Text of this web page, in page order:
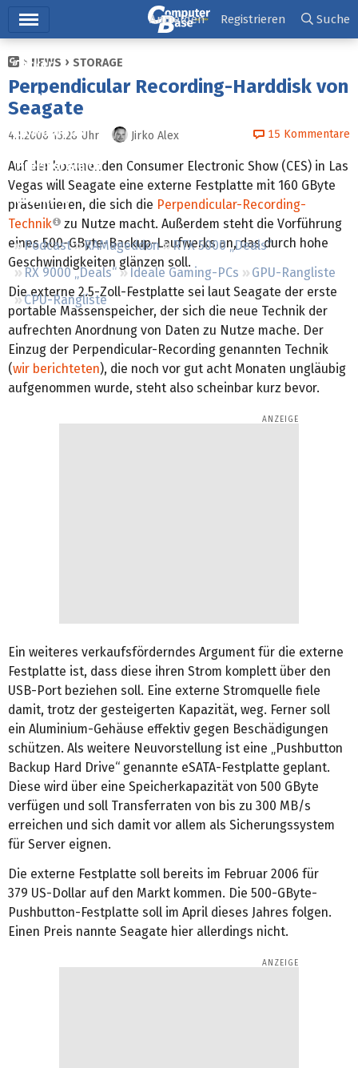
Ticker
Tests
Downloads
Preisvergleich
Forum
Podcast RAMageddon
RTX 5000 „Deals“
RX 9000 „Deals“
Ideale Gaming-PCs
GPU-Rangliste
CPU-Rangliste
Anmelden Registrieren Suche
NEWS STORAGE
Perpendicular Recording-Harddisk von
Seagate
4.1.2006 15:28 Uhr Jirko Alex 15 Kommentare
Auf der kommenden Consumer Electronic Show (CES) in Las
Vegas will Seagate eine externe Festplatte mit 160 GByte
präsentieren, die sich die Perpendicular-Recording-
Technik
zu Nutze macht. Außerdem steht die Vorführung
eines 500-GByte-Backup-Laufwerks an, das durch hohe
Geschwindigkeiten glänzen soll.
Die externe 2.5-Zoll-Festplatte sei laut Seagate der erste
portable Massenspeicher, der sich die neue Technik der
aufrechten Anordnung von Daten zu Nutze mache. Der
Einzug der Perpendicular-Recording genannten Technik
(wir berichteten), die noch vor gut acht Monaten ungläubig
aufgenommen wurde, steht also scheinbar kurz bevor.
Ein weiteres verkaufsförderndes Argument für die externe
Festplatte ist, dass diese ihren Strom komplett über den
USB-Port beziehen soll. Eine externe Stromquelle fiele
damit, trotz der gesteigerten Kapazität, weg. Ferner soll
ein Aluminium-Gehäuse effektiv gegen Beschädigungen
schützen. Als weitere Neuvorstellung ist eine „Pushbutton
Backup Hard Drive“ genannte eSATA-Festplatte geplant.
Diese wird über eine Speicherkapazität von 500 GByte
verfügen und soll Transferraten von bis zu 300 MB/s
erreichen und sich damit vor allem als Sicherungssystem
für Server eignen.
Die externe Festplatte soll bereits im Februar 2006 für
379 US-Dollar auf den Markt kommen. Die 500-GByte-
Pushbutton-Festplatte soll im April dieses Jahres folgen.
Einen Preis nannte Seagate hier allerdings nicht.